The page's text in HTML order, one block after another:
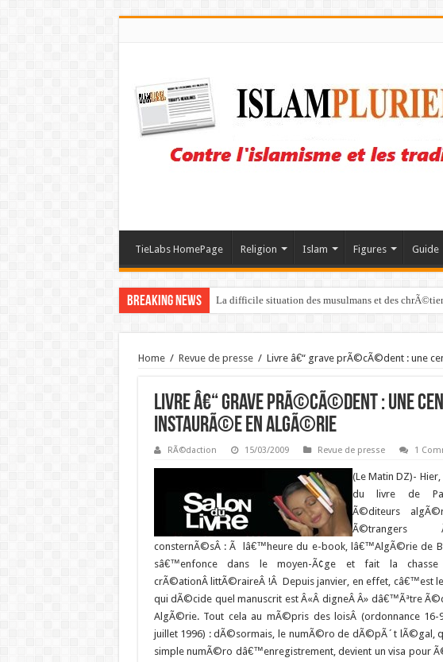
TieLabs HomePage Religion Islam Figures Guide
Breaking News La difficile situation des musulmans et des
Home / Revue de presse / Livre â€“ grave prÃ©cÃ©dent : une
Livre â€“ grave prÃ©cÃ©dent : une
instaurÃ©e en AlgÃ©rie
RÃ©daction 15/03/2009 Revue de presse 1
(Le Matin DZ)- Hier,
du livre de
Ã©diteurs
Ã©trangers
consternÃ©sÂ : Ã lâ€™heure du e-book, lâ€™AlgÃ©rie de
sâ€™enfonce dans le moyen-Ã¢ge et fait la
crÃ©ationÂ littÃ©raireÂ !Â Depuis janvier, en effet, câ€™est
qui dÃ©cide quel manuscrit est Â«Â digneÂ Â» dâ€™Ãªtre
AlgÃ©rie. Tout cela au mÃ©pris des loisÂ (ordonnance 16-
juillet 1996) : dÃ©sormais, le numÃ©ro de dÃ©pÃ´t lÃ©gal,
simple numÃ©ro dâ€™enregistrement, devient un visa pour